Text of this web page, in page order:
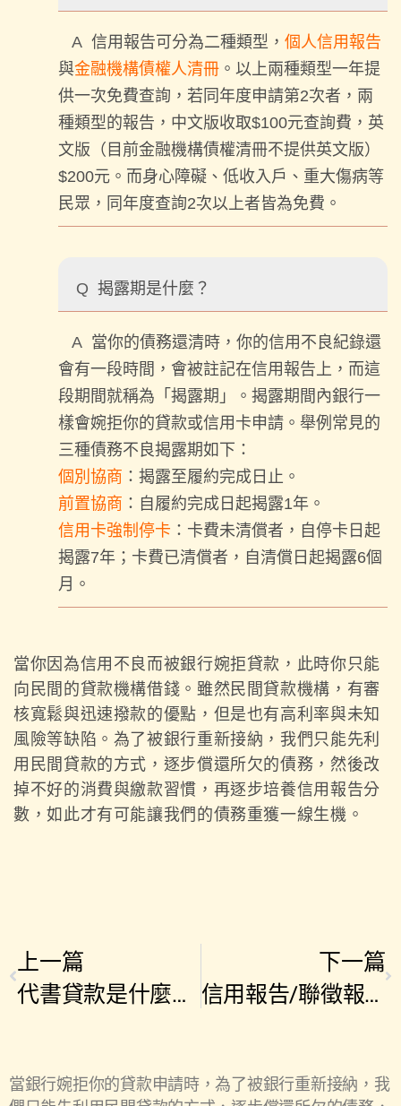
A 信用報告可分為二種類型， 個人信用報告
與金融機構債權人清冊 。以上兩種類型一年提
供一次免費查詢，若同年度申請第2次者，兩
種類型的報告，中文版收取$100元查詢費，英
文版（目前金融機構債權清冊不提供英文版）
$200元。而身心障礙、低收入戶、重大傷病等
民眾，同年度查詢2次以上者皆為免費。
Q 揭露期是什麼？
A 當你的債務還清時，你的信用不良紀錄還
會有一段時間，會被註記在信用報告上，而這
段期間就稱為「揭露期」。揭露期間內銀行一
樣會婉拒你的貸款或信用卡申請。舉例常見的
三種債務不良揭露期如下：
個別協商 ：揭露至履約完成日止。
前置協商 ：自履約完成日起揭露1年。
信用卡強制停卡 ：卡費未清償者，自停卡日起
揭露7年；卡費已清償者，自清償日起揭露6個
月。
當你因為信用不良而被銀行婉拒貸款，此時你只能
向民間的貸款機構借錢。雖然民間貸款機構，有審
核寬鬆與迅速撥款的優點，但是也有高利率與未知
風險等缺陷。為了被銀行重新接納，我們只能先利
用民間貸款的方式，逐步償還所欠的債務，然後改
掉不好的消費與繳款習慣，再逐步培養信用報告分
數，如此才有可能讓我們的債務重獲一線生機。
上一篇
代書貸款是什麼？ 代書貸款申請流程、風險與挑選重點一次看
下一篇
信用報告/聯徵報告是什麼？ 貸款前，一定要知道的信用分數4大扣分原因
當銀行婉拒你的貸款申請時，為了被銀行重新接納，我